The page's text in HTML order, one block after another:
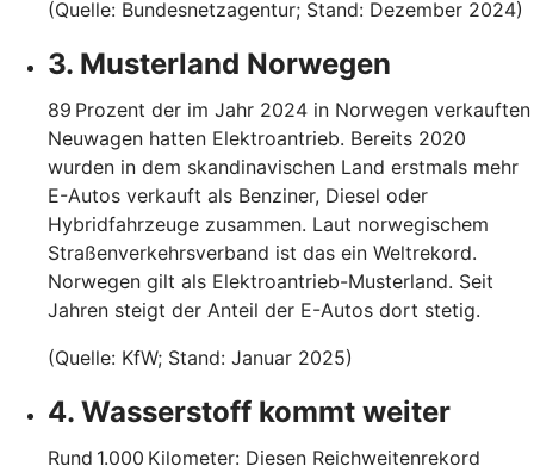
(Quelle: Bundesnetzagentur; Stand: Dezember 2024)
3. Musterland Norwegen
89 Prozent der im Jahr 2024 in Norwegen verkauften
Neuwagen hatten Elektroantrieb. Bereits 2020
wurden in dem skandinavischen Land erstmals mehr
E-Autos verkauft als Benziner, Diesel oder
Hybridfahrzeuge zusammen. Laut norwegischem
Straßenverkehrsverband ist das ein Weltrekord.
Norwegen gilt als Elektroantrieb-Musterland. Seit
Jahren steigt der Anteil der E-Autos dort stetig.
(Quelle: KfW; Stand: Januar 2025)
4. Wasserstoff kommt weiter
Rund 1.000 Kilometer: Diesen Reichweitenrekord